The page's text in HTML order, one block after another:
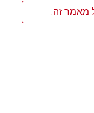
מאמר זה.